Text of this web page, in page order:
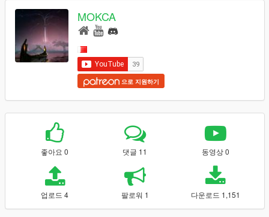
MOKCA
으로 지원하기
좋아요 0 댓글 11 동영상 0
업로드 4 팔로워 1 다운로드 1,151